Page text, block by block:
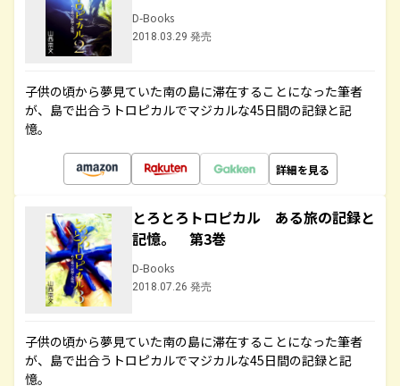
D-Books
2018.03.29 発売
子供の頃から夢見ていた南の島に滞在することになった筆者
が、島で出合うトロピカルでマジカルな45日間の記録と記
憶。
詳細を見る
とろとろトロピカル ある旅の記録と
記憶。 第3巻
D-Books
2018.07.26 発売
子供の頃から夢見ていた南の島に滞在することになった筆者
が、島で出合うトロピカルでマジカルな45日間の記録と記
憶。